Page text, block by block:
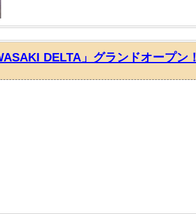
DELTA」グランドオープン！